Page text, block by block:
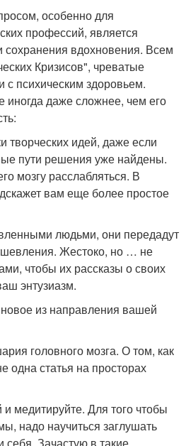
особенно для
профессий, является
сохранения вдохновения. Всем
Кризисов", чреватые
психическим здоровьем.
иногда даже сложнее, чем его
творческих идей, даже если
пути решения уже найдены.
мозгу расслабляться. В
вам еще более простое
людьми, они передадут
Жестоко, но … не
чтобы их рассказы о своих
энтузиазм.
из направления вашей
головного мозга. О том, как
одна статья на просторах
медитируйте. Для того чтобы
надо научиться заглушать
Зачастую в такие